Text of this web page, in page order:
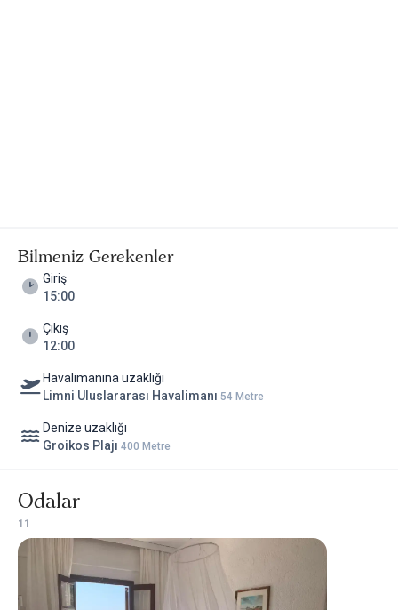
Bilmeniz Gerekenler
Giriş
15:00
Çıkış
12:00
Havalimanına uzaklığı
Limni Uluslararası Havalimanı 54 Metre
Denize uzaklığı
Groikos Plajı 400 Metre
Odalar
1 1